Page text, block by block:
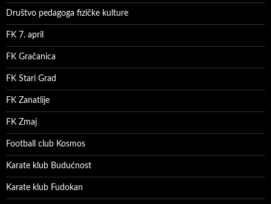
Društvo pedagoga fizičke kulture
FK 7. april
FK Gračanica
FK Stari Grad
FK Zanatlije
FK Zmaj
Football club Kosmos
Karate klub Budućnost
Karate klub Fudokan